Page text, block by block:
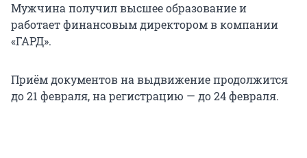
Мужчина получил высшее образование и
работает финансовым директором в компании
«ГАРД».
Приём документов на выдвижение продолжится
до 21 февраля, на регистрацию — до 24 февраля.